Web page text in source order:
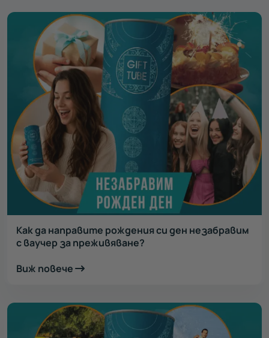
Как да направите рождения си ден незабравим
с ваучер за преживяване?
Виж повече